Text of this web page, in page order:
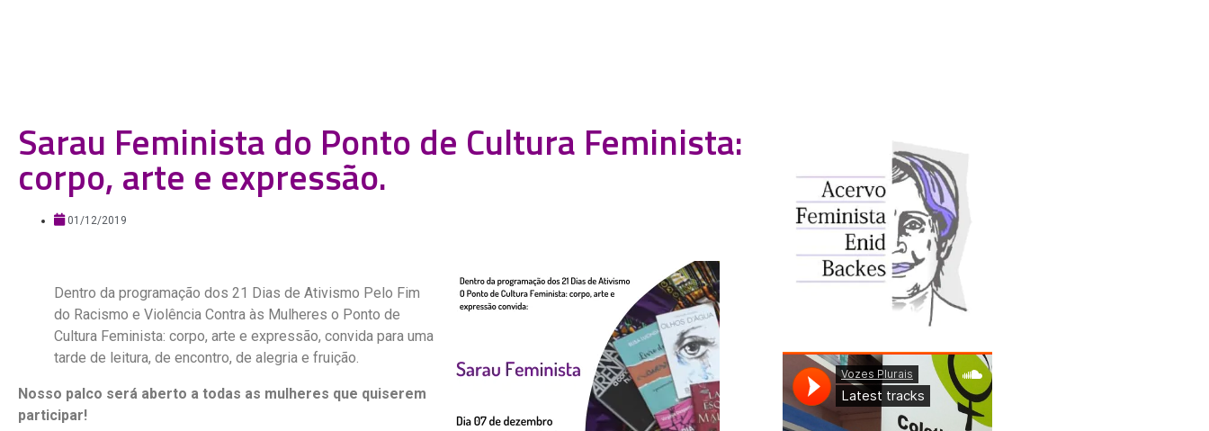
Sarau Feminista do Ponto de Cultura Feminista:
corpo, arte e expressão.
01/12/2019
Dentro da programação dos 21 Dias de Ativismo Pelo Fim
do Racismo e Violência Contra às Mulheres o Ponto de
Cultura Feminista: corpo, arte e expressão, convida para uma
tarde ​de leitura, de encontro, de alegria e fruição.
Nosso palco será aberto a todas as mulheres que quiserem
participar!